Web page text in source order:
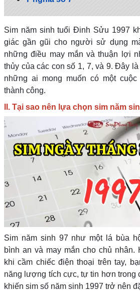
Sim năm sinh tuổi Đinh Sửu 1997
giác gần gũi cho người sử dụng
những điều may mắn và thuận lợi
thủy của các con số 1, 7, và 9. Đây
những ai mong muốn có một
thành công.
II. Tại sao nên lựa chọn sim năm
Sim năm sinh 97 như một lá bùa
bình an và may mắn cho chủ
khi cầm chiếc điện thoại trên tay,
năng lượng tích cực, tự tin hơn trong
khiến sim số năm sinh 1997 trở nên